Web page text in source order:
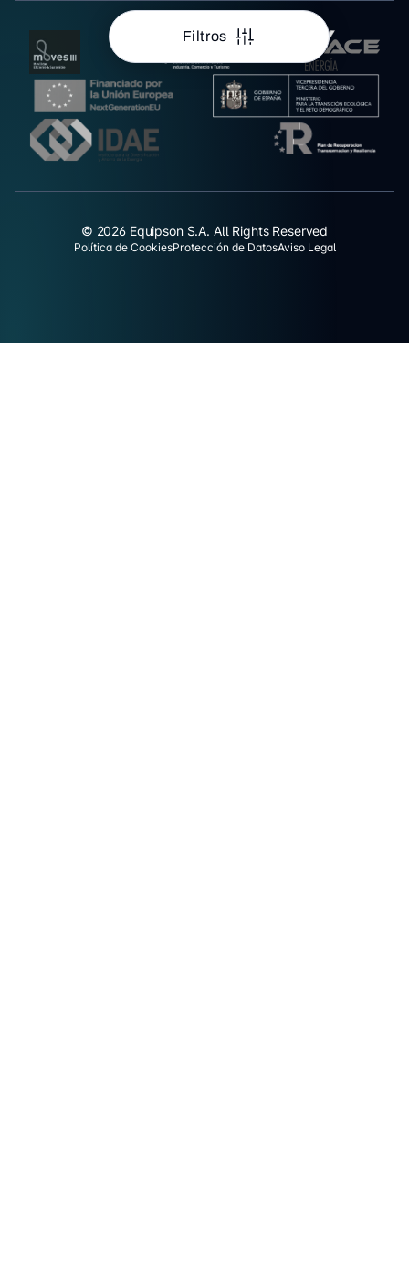
Filtros
© 2026 Equipson S.A. All Rights Reserved
Política de CookiesProtección de DatosAviso Legal